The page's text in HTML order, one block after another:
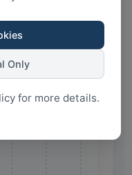
Only
for more details.